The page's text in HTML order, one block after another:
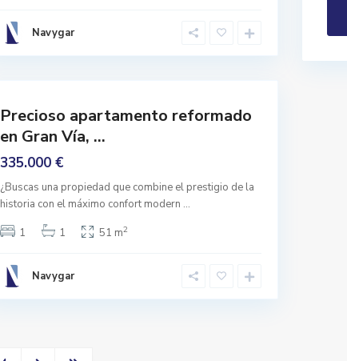
Navygar
n
a
Precioso apartamento reformado
en Gran Vía, ...
335.000 €
¿Buscas una propiedad que combine el prestigio de la
historia con el máximo confort modern ...
1
1 51 m2
Navygar